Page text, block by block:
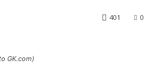
0
401
GK.com)